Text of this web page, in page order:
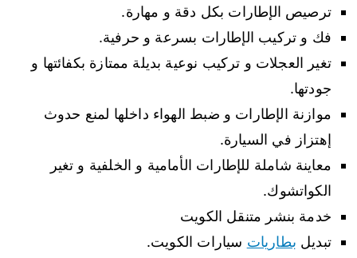
ترصيص الإطارات بكل دقة و مهارة.
فك و تركيب الإطارات بسرعة و حرفية.
تغير العجلات و تركيب نوعية بديلة ممتازة بكفائتها و
جودتها.
موازنة الإطارات و ضبط الهواء داخلها لمنع حدوث
إهتزاز في السيارة.
معاينة شاملة للإطارات الأمامية و الخلفية و تغير
الكواتشوك.
خدمة بنشر متنقل الكويت
تبديل بطاريات سيارات الكويت.